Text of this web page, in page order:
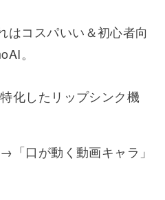
はコスパいい＆初心者向
。
化したリップシンク機
「口が動く動画キャラ」